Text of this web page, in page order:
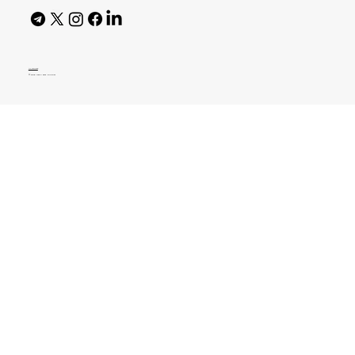
AI Policy
© 2026 High Bar Journal